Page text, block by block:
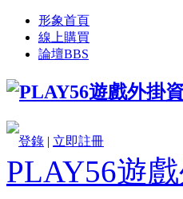
形象首頁
線上購買
論壇BBS
登錄 | 立即註冊
PLAY56遊